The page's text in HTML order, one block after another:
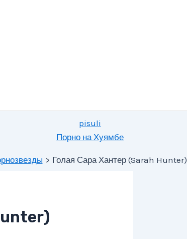
pisuli
Порно на Хуямбе
Голая Сара Хантер (Sarah Hunter)